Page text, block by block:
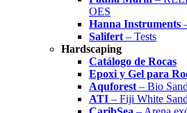
OES
Hanna Instruments
Salifert – Tests
Hardscaping
Catálogo de Rocas
Epoxi y Gel para
Aquforest – Bio
ATI – Fiji White Sand